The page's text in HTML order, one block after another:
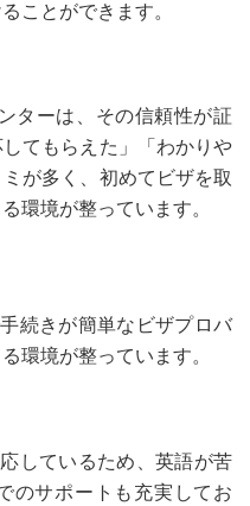
ことができます。
ターは、その信頼性が証
てもらえた」「わかりや
が多く、初めてビザを取
環境が整っています。
続きが簡単なビザプロバ
環境が整っています。
しているため、英語が苦
のサポートも充実してお